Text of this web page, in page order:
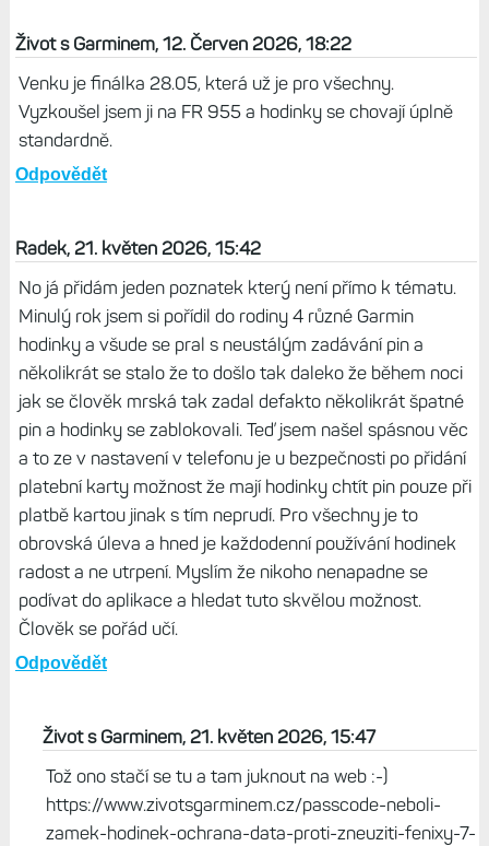
Život s Garminem, 12. Červen 2026, 18:22
Venku je finálka 28.05, která už je pro všechny.
Vyzkoušel jsem ji na FR 955 a hodinky se chovají úplně
standardně.
Odpovědět
Radek, 21. květen 2026, 15:42
No já přidám jeden poznatek který není přímo k tématu.
Minulý rok jsem si pořídil do rodiny 4 různé Garmin
hodinky a všude se pral s neustálým zadávání pin a
několikrát se stalo že to došlo tak daleko že během noci
jak se člověk mrská tak zadal defakto několikrát špatné
pin a hodinky se zablokovali. Teď jsem našel spásnou věc
a to ze v nastavení v telefonu je u bezpečnosti po přidání
platební karty možnost že mají hodinky chtít pin pouze při
platbě kartou jinak s tím neprudí. Pro všechny je to
obrovská úleva a hned je každodenní používání hodinek
radost a ne utrpení. Myslím že nikoho nenapadne se
podívat do aplikace a hledat tuto skvělou možnost.
Člověk se pořád učí.
Odpovědět
Život s Garminem, 21. květen 2026, 15:47
Tož ono stačí se tu a tam juknout na web :-)
https://www.zivotsgarminem.cz/passcode-neboli-
zamek-hodinek-ochrana-data-proti-zneuziti-fenixy-7-